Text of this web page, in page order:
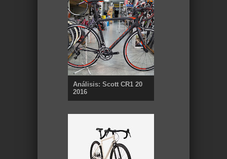
Análisis: Scott CR1 20
2016